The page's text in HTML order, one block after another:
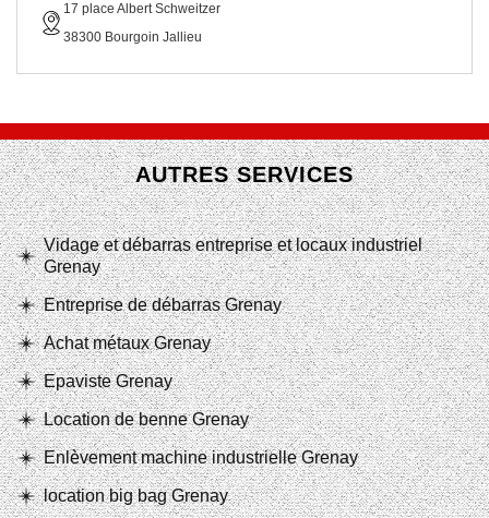
17 place Albert Schweitzer
38300 Bourgoin Jallieu
AUTRES SERVICES
Vidage et débarras entreprise et locaux industriel
Grenay
Entreprise de débarras Grenay
Achat métaux Grenay
Epaviste Grenay
Location de benne Grenay
Enlèvement machine industrielle Grenay
location big bag Grenay